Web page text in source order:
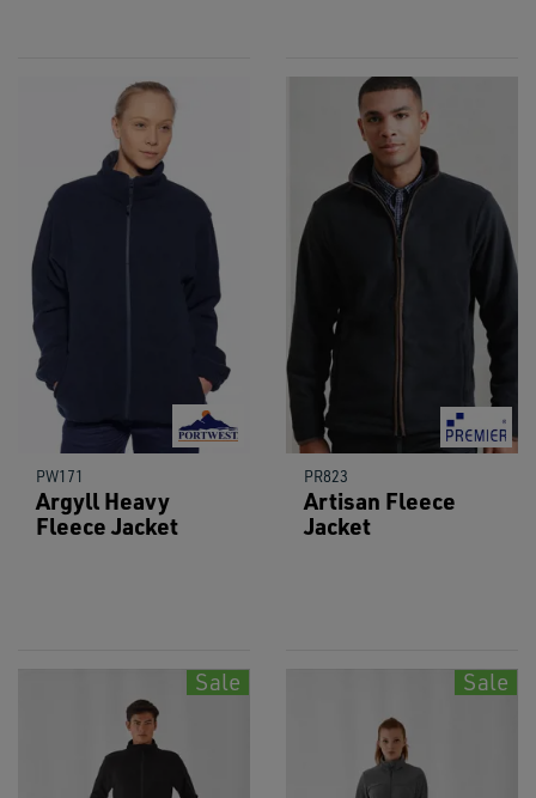
PW171
Argyll Heavy
Fleece Jacket
PR823
Artisan Fleece
Jacket
Sale Sale